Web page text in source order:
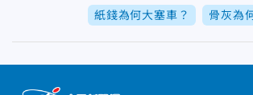
紙錢為何大塞車？ 骨灰為